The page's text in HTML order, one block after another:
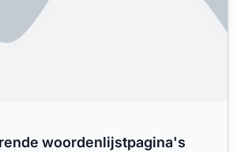
woordenlijstpagina's